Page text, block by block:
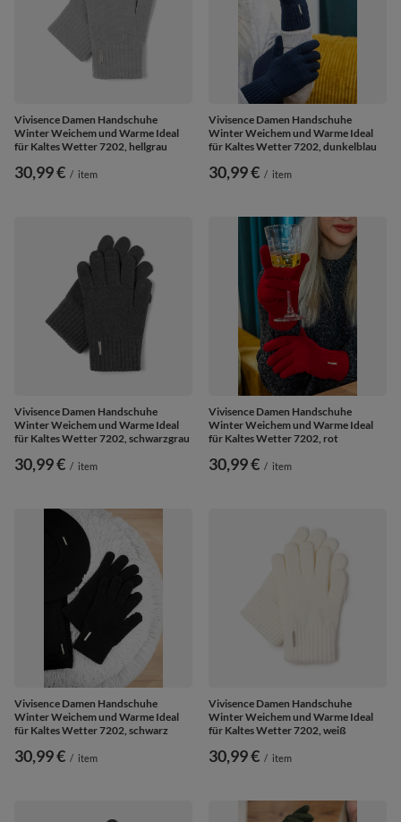
Vivisence Damen Handschuhe
Winter Weichem und Warme Ideal
für Kaltes Wetter 7202, hellgrau
30,99 € / item
Vivisence Damen Handschuhe
Winter Weichem und Warme Ideal
für Kaltes Wetter 7202, dunkelblau
30,99 € / item
Vivisence Damen Handschuhe
Winter Weichem und Warme Ideal
für Kaltes Wetter 7202, schwarzgrau
30,99 € / item
Vivisence Damen Handschuhe
Winter Weichem und Warme Ideal
für Kaltes Wetter 7202, rot
30,99 € / item
Vivisence Damen Handschuhe
Winter Weichem und Warme Ideal
für Kaltes Wetter 7202, schwarz
30,99 € / item
Vivisence Damen Handschuhe
Winter Weichem und Warme Ideal
für Kaltes Wetter 7202, weiß
30,99 € / item